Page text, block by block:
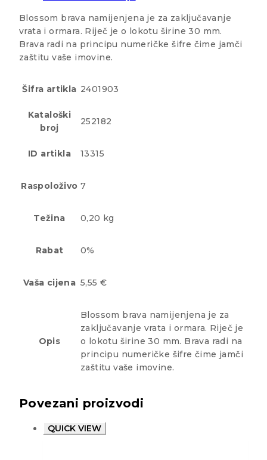
Blossom brava namijenjena je za zaključavanje
vrata i ormara. Riječ je o lokotu širine 30 mm.
Brava radi na principu numeričke šifre čime jamči
zaštitu vaše imovine.
Šifra artikla 2401903
Kataloški
broj
252182
ID artikla 13315
Raspoloživo 7
Težina 0,20 kg
Rabat 0%
Vaša cijena 5,55 €
Opis
Blossom brava namijenjena je za
zaključavanje vrata i ormara. Riječ je
o lokotu širine 30 mm. Brava radi na
principu numeričke šifre čime jamči
zaštitu vaše imovine.
Povezani proizvodi
QUICK VIEW